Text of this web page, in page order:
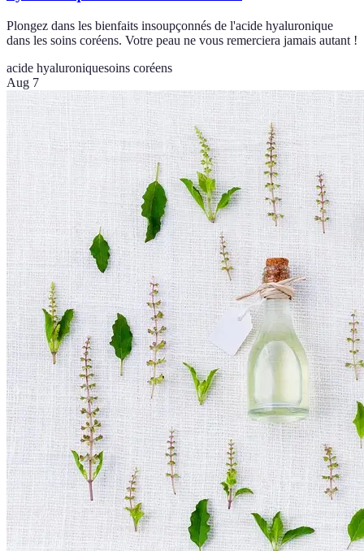
Plongez dans les bienfaits insoupçonnés de l'acide hyaluronique
dans les soins coréens. Votre peau ne vous remerciera jamais autant !
acide hyaluroniquesoins coréens
Aug 7